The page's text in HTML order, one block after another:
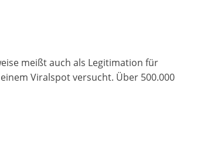
meißt auch als Legitimation für
Viralspot versucht. Über 500.000